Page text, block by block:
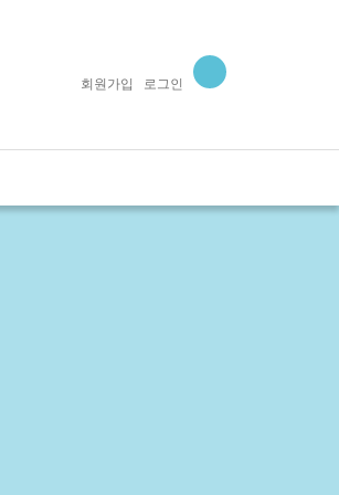
회원가입 로그인